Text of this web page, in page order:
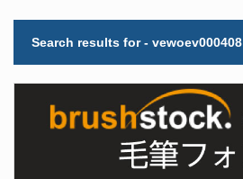
Search results for - vewoev000408